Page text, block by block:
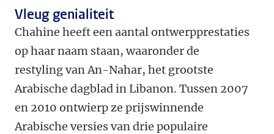
Vleug genialiteit
Chahine heeft een aantal ontwerpprestaties
op haar naam staan, waaronder de
restyling van An-Nahar, het grootste
Arabische dagblad in Libanon. Tussen 2007
en 2010 ontwierp ze prijswinnende
Arabische versies van drie populaire